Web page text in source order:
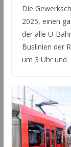
Die
2025, einen
der alle U-
Buslinien der
um 3 Uhr und